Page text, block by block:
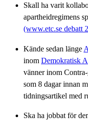
Skall ha varit
apartheidregimens
(www.etc.se debatt
Kände sedan länge
inom Demokratisk
vänner inom
som 8 dagar innan
tidningsartikel med
Ska ha jobbat för